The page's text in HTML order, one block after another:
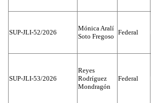
SUP-JLI-52/2026
Mónica Aralí
Soto Fregoso
Federal
SUP-JLI-53/2026
Reyes
Rodríguez
Mondragón
Federal